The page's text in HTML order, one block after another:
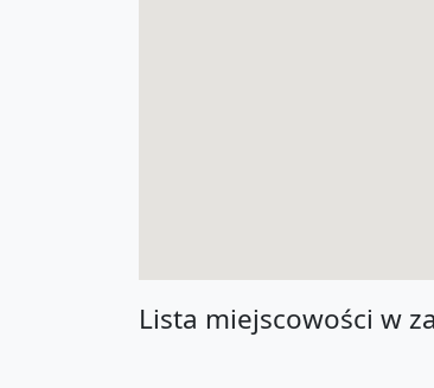
Lista miejscowości w